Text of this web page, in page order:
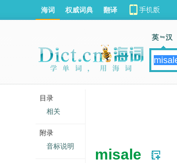
misale
海词 权威词典 翻译
英 汉
目录
相关
附录
音标说明